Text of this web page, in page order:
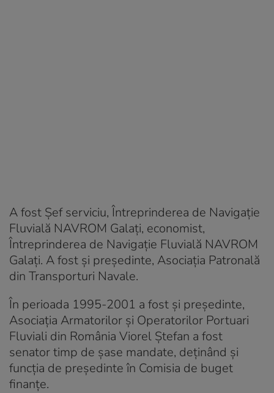
A fost Şef serviciu, Întreprinderea de Navigaţie
Fluvială NAVROM Galaţi, economist,
Întreprinderea de Navigaţie Fluvială NAVROM
Galaţi. A fost și preşedinte, Asociaţia Patronală
din Transporturi Navale.
În perioada 1995-2001 a fost și preşedinte,
Asociaţia Armatorilor şi Operatorilor Portuari
Fluviali din România Viorel Ștefan a fost
senator timp de șase mandate, deținând și
funcția de președinte în Comisia de buget
finanţe.